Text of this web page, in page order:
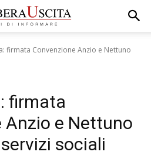
firmata Convenzione Anzio e Nettuno
firmata
Anzio e Nettuno
sociali